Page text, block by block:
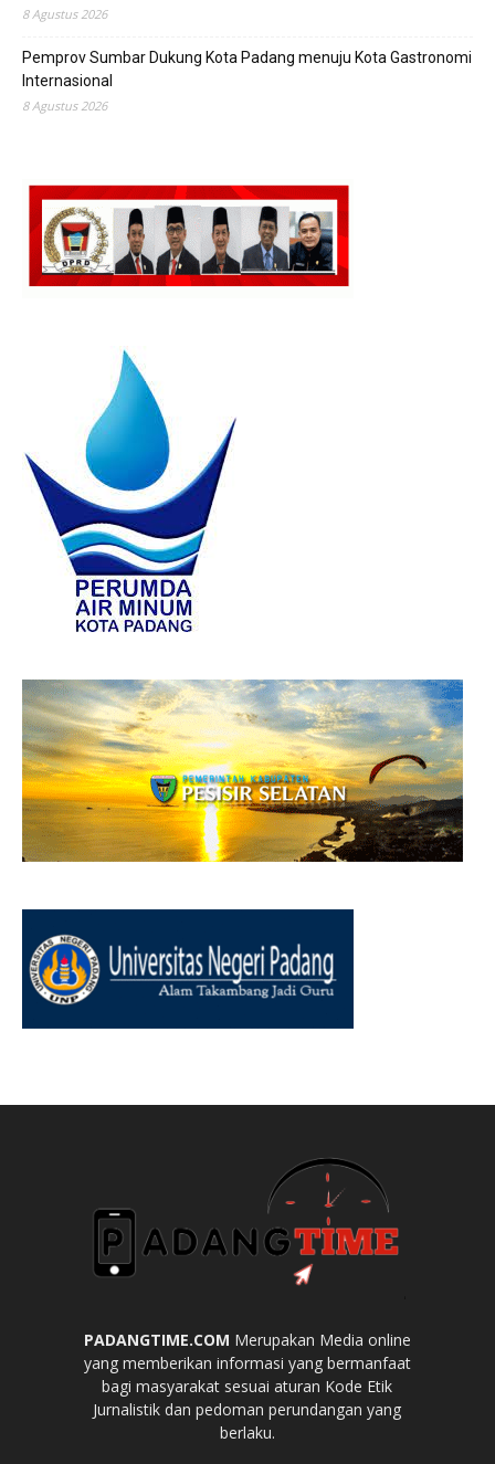
8 Agustus 2026
Pemprov Sumbar Dukung Kota Padang menuju Kota Gastronomi
Internasional
8 Agustus 2026
PADANGTIME.COM Merupakan Media online
yang memberikan informasi yang bermanfaat
bagi masyarakat sesuai aturan Kode Etik
Jurnalistik dan pedoman perundangan yang
berlaku.